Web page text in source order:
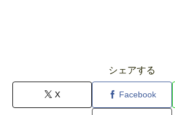
シェアする
X Facebook